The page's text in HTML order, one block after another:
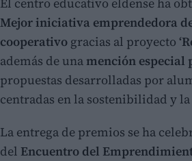
Mejor iniciativa emprendedora
cooperativo gracias al proyecto
además de unamención especial
propuestas desarrolladas por
centradas en la sostenibilidad y
La entrega de premios se ha
del Encuentro del